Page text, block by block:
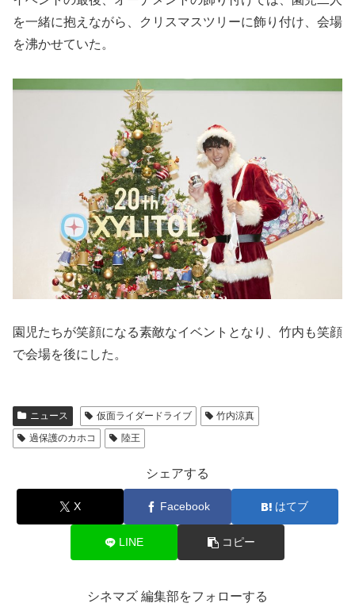
を一緒に抱えながら、クリスマスツリーに飾り付け、会場
を沸かせていた。
園児たちが笑顔になる素敵なイベントとなり、竹内も笑顔
で会場を後にした。
ニュース 仮面ライダードライブ
竹内涼真
過保護のカホコ
陸王
シェアする
X Facebook はてブ
LINE コピー
シネマズ 編集部をフォローする